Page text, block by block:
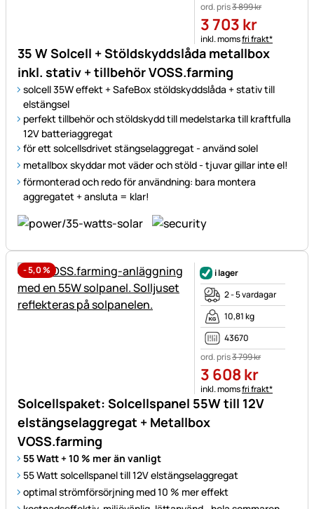
35 W Solcell + Stöldskyddslåda metallbox
inkl. stativ + tillbehör VOSS.farming
solcell 35W effekt + SafeBox stöldskyddslåda + stativ till
elstängsel
perfekt tillbehör och stöldskydd till medelstarka till kraftfulla
12V batteriaggregat
för ett solcellsdrivet stängselaggregat - använd solel
metallbox skyddar mot väder och stöld - tjuvar gillar inte el!
förmonterad och redo för användning: bara montera
aggregatet + ansluta = klar!
ord. pris3 899kr
3 703 kr
Skatteinformation:
inkl. momsfri frakt*
-5,0%
Solcellspaket: Solcellspanel 55W till 12V
elstängselaggregat + Metallbox
VOSS.farming
55 Watt + 10 % mer än vanligt
55 Watt solcellspanel till 12V elstängselaggregat
optimal strömförsörjning med 10 % mer effekt
i lager
2 - 5 vardagar
10,81 kg
43670
ord. pris3 799kr
3 608kr
Skatteinformation:
inkl. momsfri frakt*